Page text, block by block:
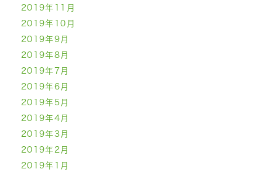
2019年11月
2019年10月
2019年9月
2019年8月
2019年7月
2019年6月
2019年5月
2019年4月
2019年3月
2019年2月
2019年1月